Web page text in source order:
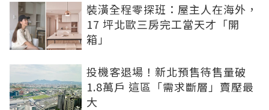
裝潢全程零探班：屋主人在海外，
17 坪北歐三房完工當天才「開
箱」
投機客退場！新北預售待售量破
1.8萬戶 這區「需求斷層」賣壓最
大